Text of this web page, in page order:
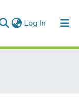
Log In (current)